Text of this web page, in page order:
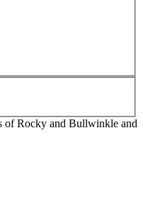
of Rocky and Bullwinkle and